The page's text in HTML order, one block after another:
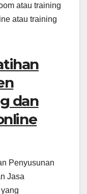
atau training
atau training
dan
Penyusunan
Jasa